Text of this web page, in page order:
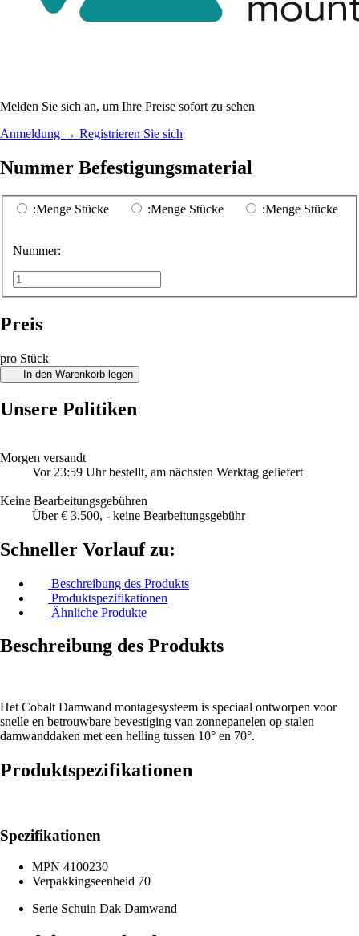
Melden Sie sich an, um Ihre Preise sofort zu sehen
Anmeldung → Registrieren Sie sich
Nummer Befestigungsmaterial
:Menge Stücke :Menge Stücke :Menge Stücke
Nummer:
Preis
pro Stück
In den Warenkorb legen
Unsere Politiken
Morgen versandt
Vor 23:59 Uhr bestellt, am nächsten Werktag geliefert
Keine Bearbeitungsgebühren
Über € 3.500, - keine Bearbeitungsgebühr
Schneller Vorlauf zu:
Beschreibung des Produkts
Produktspezifikationen
Ähnliche Produkte
Beschreibung des Produkts
Het Cobalt Damwand montagesysteem is speciaal ontworpen voor
snelle en betrouwbare bevestiging van zonnepanelen op stalen
damwanddaken met een helling tussen 10° en 70°.
Produktspezifikationen
Spezifikationen
MPN 4100230
Verpakkingseenheid 70
Serie Schuin Dak Damwand